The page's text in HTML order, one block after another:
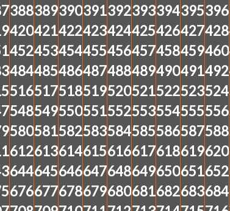
388389390391392393394395396
420421422423424425426427428
452453454455456457458459460
484485486487488489490491492
516517518519520521522523524
548549550551552553554555556
580581582583584585586587588
612613614615616617618619620
644645646647648649650651652
676677678679680681682683684